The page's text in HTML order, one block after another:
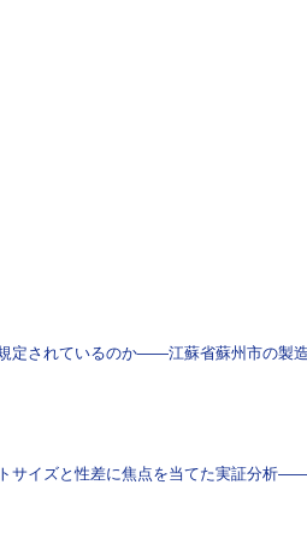
定されているのか――江蘇省蘇州市の
サイズと性差に焦点を当てた実証分析